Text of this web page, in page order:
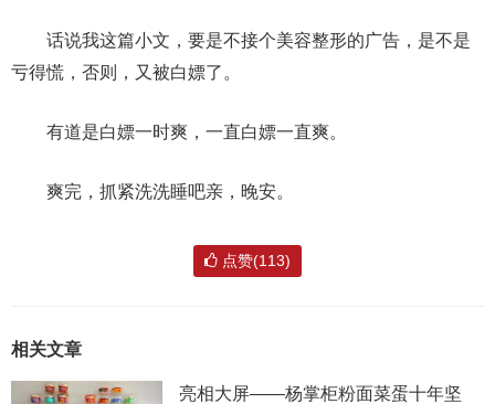
话说我这篇小文，要是不接个美容整形的广告，是不是
亏得慌，否则，又被白嫖了。
有道是白嫖一时爽，一直白嫖一直爽。
爽完，抓紧洗洗睡吧亲，晚安。
点赞(113)
相关文章
亮相大屏——杨掌柜粉面菜蛋十年坚